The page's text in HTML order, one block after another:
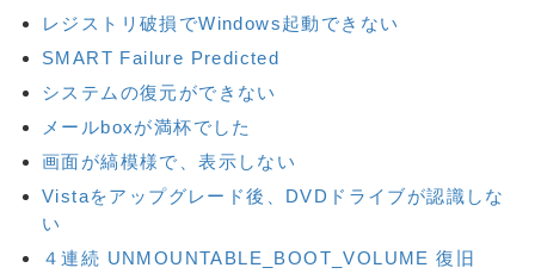
レジストリ破損でWindows起動できない
SMART Failure Predicted
システムの復元ができない
メールboxが満杯でした
画面が縞模様で、表示しない
Vistaをアップグレード後、DVDドライブが認識しな
い
４連続 UNMOUNTABLE_BOOT_VOLUME 復旧